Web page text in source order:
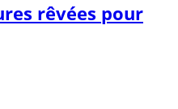
rêvées pour